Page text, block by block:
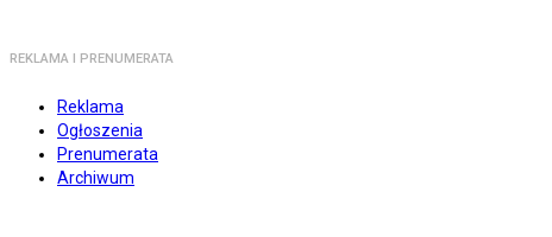
REKLAMA I PRENUMERATA
Reklama
Ogłoszenia
Prenumerata
Archiwum